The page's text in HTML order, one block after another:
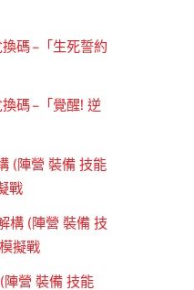
碼 –「生死誓約
碼 –「覺醒! 逆
(陣營 裝備 技能
戰
構 (陣營 裝備 技
擬戰
陣營 裝備 技能